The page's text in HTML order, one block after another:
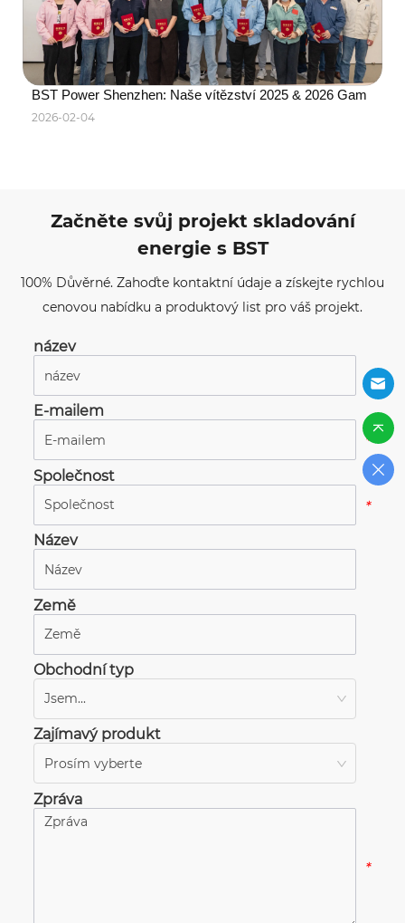
BST Power Shenzhen: Naše vítězství 2025 & 2026 Gam
2026-02-04
Začněte svůj projekt skladování
energie s BST
100% Důvěrné. Zahoďte kontaktní údaje a získejte rychlou
cenovou nabídku a produktový list pro váš projekt.
název
*
E-mailem
*
Společnost
*
Název
Země
Obchodní typ
Jsem...
Zajímavý produkt
Prosím vyberte
Zpráva
*